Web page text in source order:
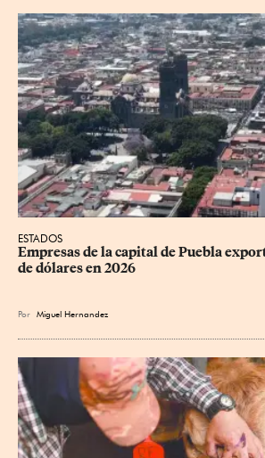
ESTADOS
Empresas de la capital de Puebla
de dólares en 2026
Por Miguel Hernandez